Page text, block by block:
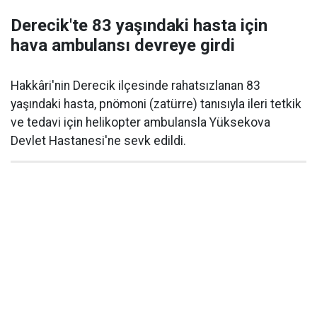
Derecik'te 83 yaşındaki hasta için
hava ambulansı devreye girdi
Hakkâri'nin Derecik ilçesinde rahatsızlanan 83
yaşındaki hasta, pnömoni (zatürre) tanısıyla ileri tetkik
ve tedavi için helikopter ambulansla Yüksekova
Devlet Hastanesi'ne sevk edildi.